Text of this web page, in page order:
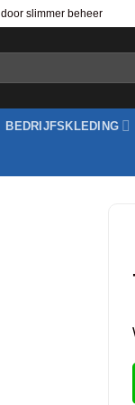
door slimmer beheer
BEDRIJFSKLEDING